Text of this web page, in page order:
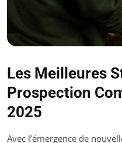
Les Meilleures
Prospection
2025
Avec l’émergence de